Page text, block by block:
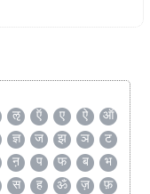
ऌ ऍ ए ऐ
ऑ
ज्ञ ज झ ञ
ट
ऩ प फ ब
भ
स ह ॐ ज़
फ़